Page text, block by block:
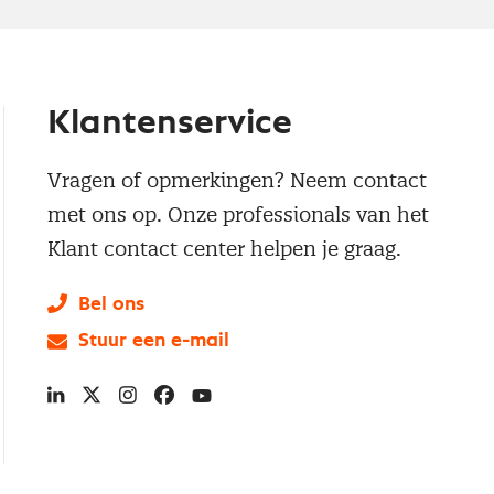
Klantenservice
Vragen of opmerkingen? Neem contact
met ons op. Onze professionals van het
Klant contact center helpen je graag.
Bel ons
Stuur een e-mail
LinkedIn
X Instagram
Facebook
YouTube